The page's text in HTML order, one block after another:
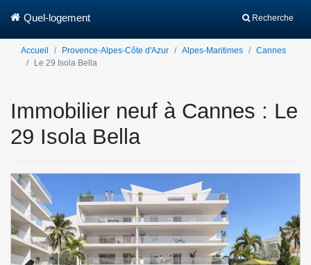
Recherche
Quel-logement
Accueil Provence-Alpes-Côte d'Azur Alpes-Maritimes
Cannes
Le 29 Isola Bella
Immobilier neuf à Cannes : Le
29 Isola Bella